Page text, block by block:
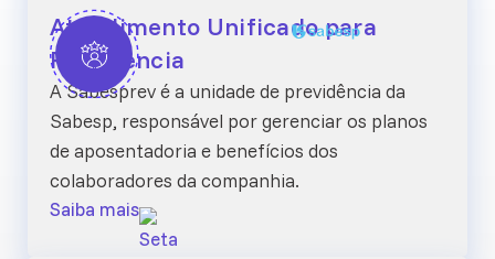
Atendimento Unificado para
Previdencia
A Sabesprev é a unidade de previdência da
Sabesp, responsável por gerenciar os planos
de aposentadoria e benefícios dos
colaboradores da companhia.
Saiba mais